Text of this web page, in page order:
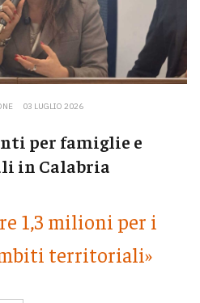
03 LUGLIO 2026
per famiglie e
in Calabria
1,3 milioni per i
territoriali»